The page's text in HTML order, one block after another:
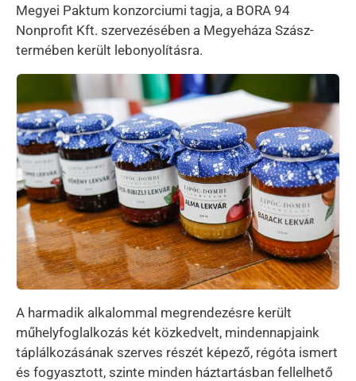
Megyei Paktum konzorciumi tagja, a BORA 94
Nonprofit Kft. szervezésében a Megyeháza Szász-
termében került lebonyolításra.
Kép
A harmadik alkalommal megrendezésre került
műhelyfoglalkozás két közkedvelt, mindennapjaink
táplálkozásának szerves részét képező, régóta ismert
és fogyasztott, szinte minden háztartásban fellelhető